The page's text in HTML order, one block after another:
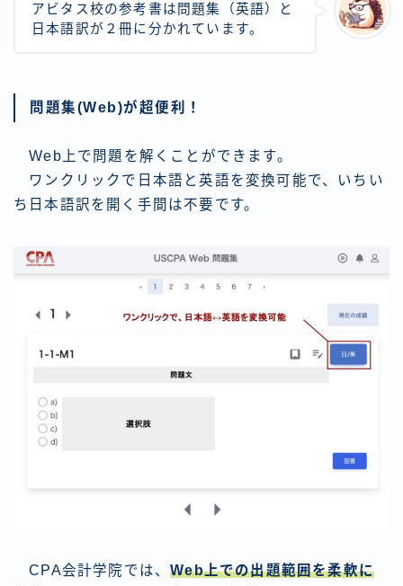
アビタス校の参考書は問題集（英語）と
日本語訳が２冊に分かれています。
問題集(Web)が超便利！
Web上で問題を解くことができます。
ワンクリックで日本語と英語を変換可能で、いちい
ち日本語訳を開く手間は不要です。
CPA会計学院では、Web上での出題範囲を柔軟に